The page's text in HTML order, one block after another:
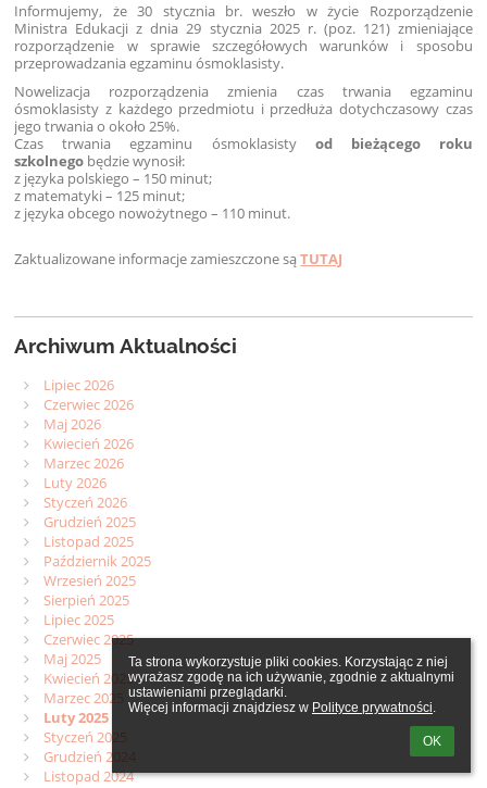
Ta strona wykorzystuje pliki cookies. Korzystając z niej
wyrażasz zgodę na ich używanie, zgodnie z aktualnymi
ustawieniami przeglądarki.
Więcej informacji znajdziesz w Polityce prywatności.
OK
Informujemy, że30 stycznia br. weszło w życie Rozporządzenie
Ministra Edukacji z dnia 29 stycznia 2025 r. (poz. 121) zmieniające
rozporządzenie w sprawie szczegółowych warunków i sposobu
przeprowadzania egzaminu ósmoklasisty.
Nowelizacja rozporządzenia zmienia czas trwania egzaminu
ósmoklasisty z każdego przedmiotu i przedłuża dotychczasowy czas
jego trwania o około 25%.
Czas trwania egzaminu ósmoklasistyod bieżącego roku
szkolnego będzie wynosił:
z języka polskiego – 150 minut;
z matematyki – 125 minut;
z języka obcego nowożytnego – 110 minut.
Zaktualizowane informacje zamieszczone sąTUTAJ
Archiwum Aktualności
Lipiec 2026
Czerwiec 2026
Maj 2026
Kwiecień 2026
Marzec 2026
Luty 2026
Styczeń 2026
Grudzień 2025
Listopad 2025
Październik 2025
Wrzesień 2025
Sierpień 2025
Lipiec 2025
Czerwiec 2025
Maj 2025
Kwiecień 2025
Marzec 2025
Luty 2025
Styczeń 2025
Grudzień 2024
Listopad 2024